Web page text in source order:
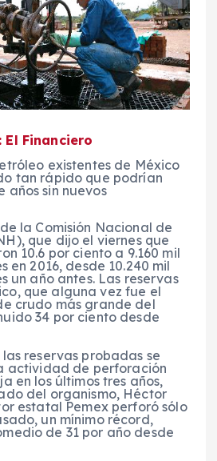
El Financiero
existentes de México
tan rápido que podrían
años sin nuevos
la Comisión Nacional de
que dijo el viernes que
10.6 por ciento a 9.160 mil
en 2016, desde 10.240 mil
un año antes. Las reservas
que alguna vez fue el
crudo más grande del
34 por ciento desde
reservas probadas se
actividad de perforación
en los últimos tres años,
del organismo, Héctor
estatal Pemex perforó sólo
un mínimo récord,
de 31 por año desde